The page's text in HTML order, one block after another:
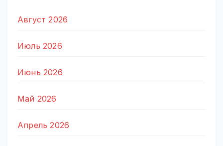
Август 2026
Июль 2026
Июнь 2026
Май 2026
Апрель 2026